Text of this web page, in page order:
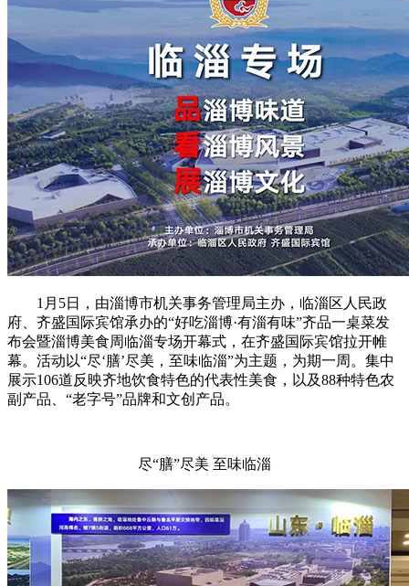
1月5日，由淄博市机关事务管理局主办，临淄区人民政
府、齐盛国际宾馆承办的“好吃淄博·有淄有味”齐品一桌菜发
布会暨淄博美食周临淄专场开幕式，在齐盛国际宾馆拉开帷
幕。活动以“尽‘膳’尽美，至味临淄”为主题，为期一周。集中
展示106道反映齐地饮食特色的代表性美食，以及88种特色农
副产品、“老字号”品牌和文创产品。
尽“膳”尽美 至味临淄